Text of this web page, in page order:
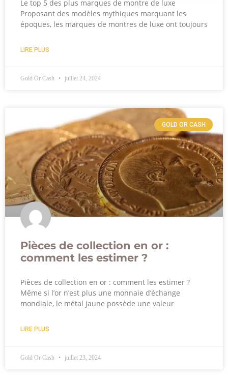
Le top 5 des plus marques de montre de luxe
Proposant des modèles mythiques marquant les
époques, les marques de montres de luxe ont toujours
LIRE PLUS
Gold Or Cash juillet 24, 2024
GOLD OR CASH
Pièces de collection en or :
comment les estimer ?
Pièces de collection en or : comment les estimer ?
Même si l’or n’est plus une monnaie d’échange
mondiale, le métal jaune possède une valeur
LIRE PLUS
Gold Or Cash juillet 23, 2024